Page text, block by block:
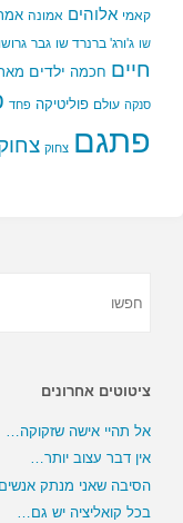
קאמי אלוהים אמונה
שו ג'ורג' ברנרד שו גבר
חיים חכמה ילדים
סנקה עולם פוליטיקה פחד
פתגם צחוק
ציטוטים אחרונים
אל תהיי אישה שזקוקה…
אין דבר עצוב יותר…
הסיבה שאני מנתק
בכל קואליציה יש גם…